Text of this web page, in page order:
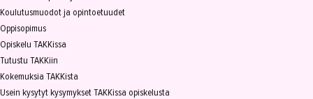
Koulutusmuodot ja opintoetuudet
Oppisopimus
Opiskelu TAKKissa
Tutustu TAKKiin
Kokemuksia TAKKista
Usein kysytyt kysymykset TAKKissa opiskelusta